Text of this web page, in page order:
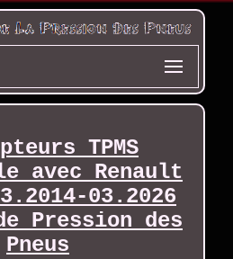
TPMS
avec Renault
03.2026
Pression des
Pneus